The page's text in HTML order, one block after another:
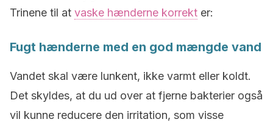
Trinene til at vaske hænderne korrekt er:
Fugt hænderne med en god mængde vand
Vandet skal være lunkent, ikke varmt eller koldt.
Det skyldes, at du ud over at fjerne bakterier også
vil kunne reducere den irritation, som visse